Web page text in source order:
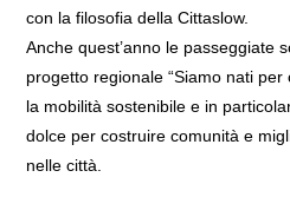
con la filosofia della Cittaslow.
Anche quest’anno le passeggiate
progetto regionale “Siamo nati
la mobilità sostenibile e in
dolce per costruire comunità e
nelle città.